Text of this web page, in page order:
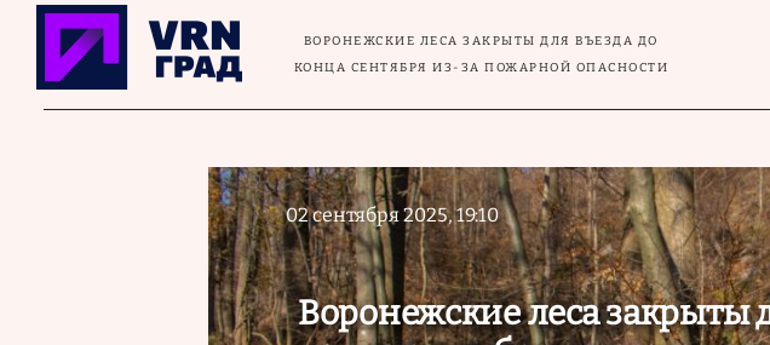
Перейти к основному содержанию
ВОРОНЕЖСКИЕ ЛЕСА ЗАКРЫТЫ ДЛЯ ВЪЕЗДА ДО
КОНЦА СЕНТЯБРЯ ИЗ-ЗА ПОЖАРНОЙ ОПАСНОСТИ
02 сентября 2025, 19:10
Воронежские леса закрыты